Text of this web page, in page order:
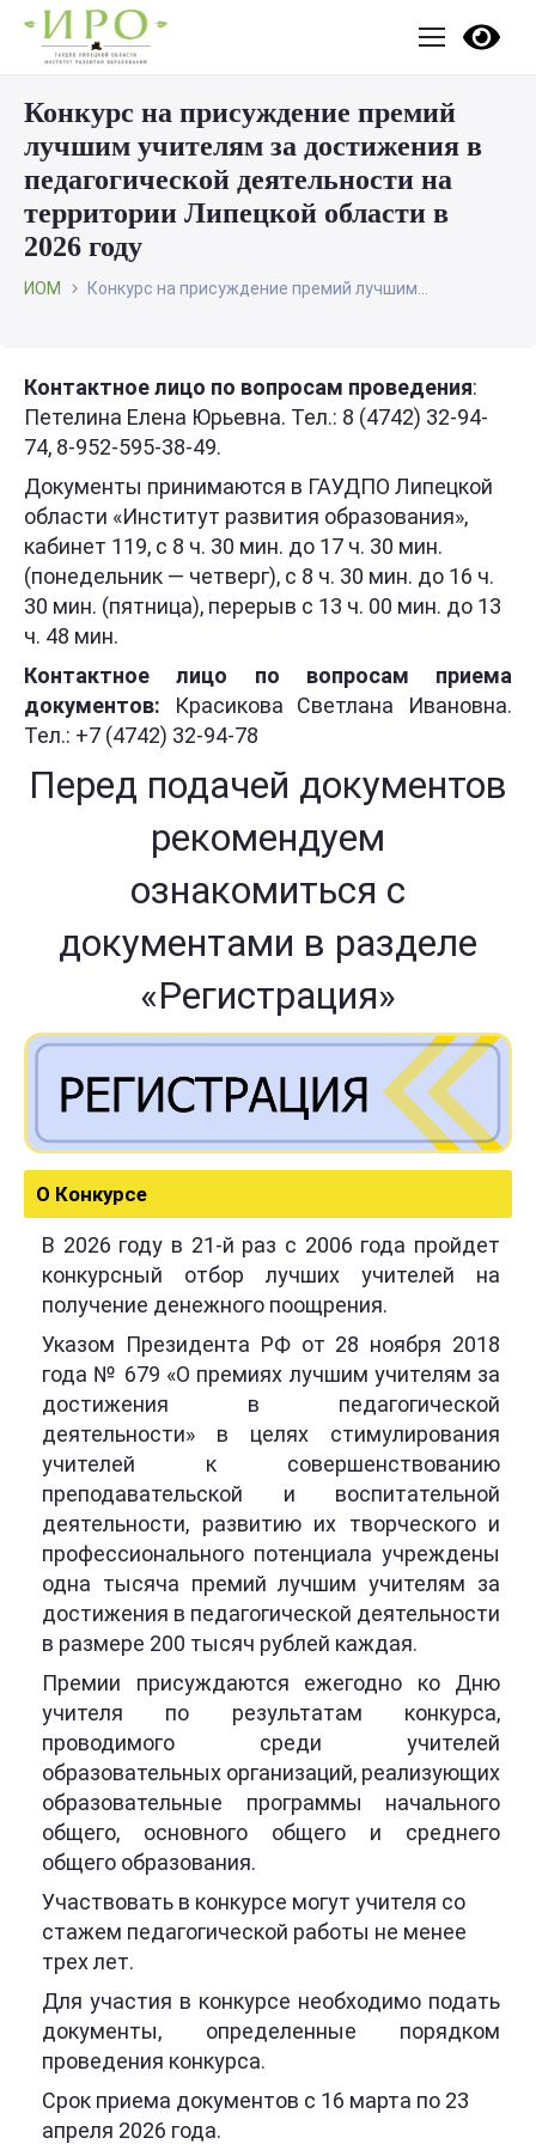
Конкурс на присуждение премий
лучшим учителям за достижения в
педагогической деятельности на
территории Липецкой области в
2026 году
ИОМ Конкурс на присуждение премий лучшим...
Контактное лицо по вопросам проведения:
Петелина Елена Юрьевна. Тел.: 8 (4742) 32-94-
74, 8-952-595-38-49.
Документы принимаются в ГАУДПО Липецкой
области «Институт развития образования»,
кабинет 119, с 8 ч. 30 мин. до 17 ч. 30 мин.
(понедельник — четверг), с 8 ч. 30 мин. до 16 ч.
30 мин. (пятница), перерыв с 13 ч. 00 мин. до 13
ч. 48 мин.
Контактное лицо по вопросам приема
документов: Красикова Светлана Ивановна.
Тел.: +7 (4742) 32-94-78
Перед подачей документов
рекомендуем
ознакомиться с
документами в разделе
«Регистрация»
О Конкурсе
В 2026 году в 21-й раз с 2006 года пройдет
конкурсный отбор лучших учителей на
получение денежного поощрения.
Указом Президента РФ от 28 ноября 2018
года № 679 «О премиях лучшим учителям за
достижения в педагогической
деятельности» в целях стимулирования
учителей к совершенствованию
преподавательской и воспитательной
деятельности, развитию их творческого и
профессионального потенциала учреждены
одна тысяча премий лучшим учителям за
достижения в педагогической деятельности
в размере 200 тысяч рублей каждая.
Премии присуждаются ежегодно ко Дню
учителя по результатам конкурса,
проводимого среди учителей
образовательных организаций, реализующих
образовательные программы начального
общего, основного общего и среднего
общего образования.
Участвовать в конкурсе могут учителя со
стажем педагогической работы не менее
трех лет.
Для участия в конкурсе необходимо подать
документы, определенные порядком
проведения конкурса.
Срок приема документов с 16 марта по 23
апреля 2026 года.